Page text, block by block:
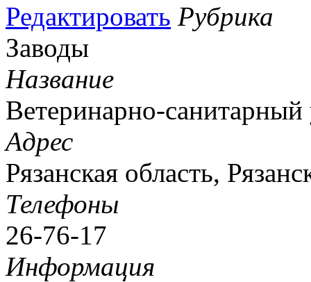
Редактировать Рубрика
Заводы
Название
Ветеринарно-
Адрес
Рязанская область,
Телефоны
26-76-17
Информация